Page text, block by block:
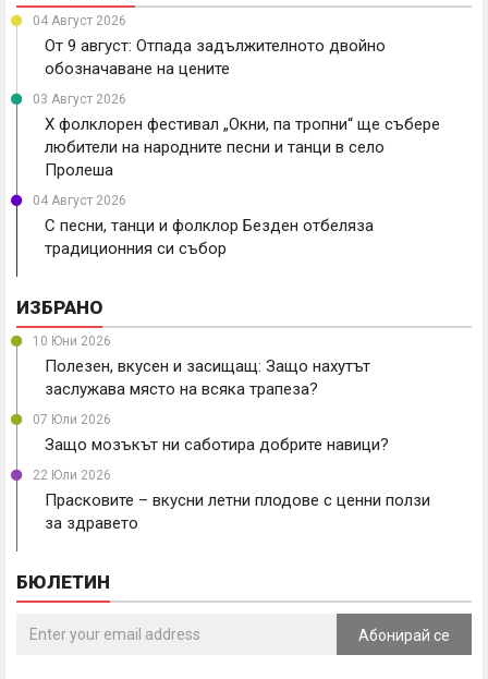
04 Август 2026
От 9 август: Отпада задължителното двойно
обозначаване на цените
03 Август 2026
X фолклорен фестивал „Окни, па тропни“ ще събере
любители на народните песни и танци в село
Пролеша
04 Август 2026
С песни, танци и фолклор Безден отбеляза
традиционния си събор
ИЗБРАНО
10 Юни 2026
Полезен, вкусен и засищащ: Защо нахутът
заслужава място на всяка трапеза?
07 Юли 2026
Защо мозъкът ни саботира добрите навици?
22 Юли 2026
Прасковите – вкусни летни плодове с ценни ползи
за здравето
БЮЛЕТИН
Абонирай се